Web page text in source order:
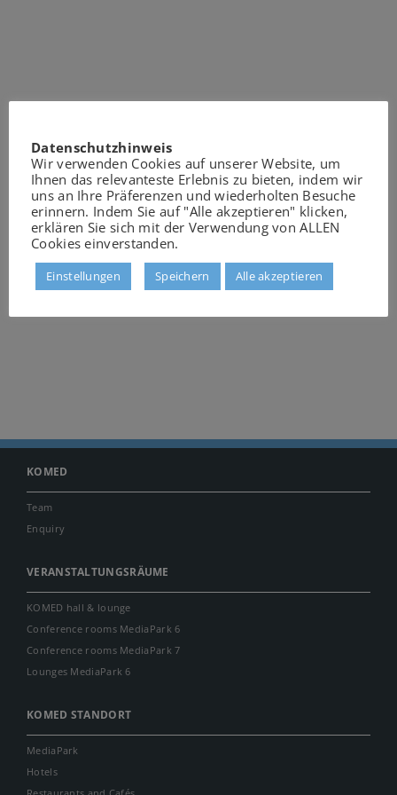
KOMED
Team
Enquiry
VERANSTALTUNGSRÄUME
KOMED hall & lounge
Conference rooms MediaPark 6
Conference rooms MediaPark 7
Lounges MediaPark 6
KOMED STANDORT
MediaPark
Hotels
Datenschutzhinweis
Wir verwenden Cookies auf unserer Website, um
Ihnen das relevanteste Erlebnis zu bieten, indem wir
uns an Ihre Präferenzen und wiederholten Besuche
erinnern. Indem Sie auf "Alle akzeptieren" klicken,
erklären Sie sich mit der Verwendung von ALLEN
Cookies einverstanden.
Einstellungen Speichern Alle akzeptieren